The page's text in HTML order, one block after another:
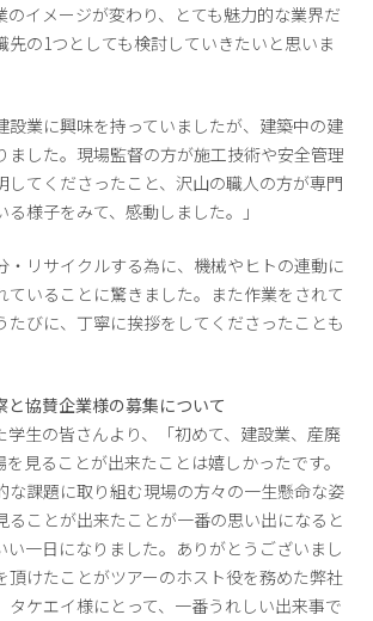
のイメージが変わり、とても魅力的な業界だ
先の1つとしても検討していきたいと思いま
設業に興味を持っていましたが、建築中の建
ました。現場監督の方が施工技術や安全管理
してくださったこと、沢山の職人の方が専門
様子をみて、感動しました。」
・リサイクルする為に、機械やヒトの連動に
ていることに驚きました。また作業をされて
たびに、丁寧に挨拶をしてくださったことも
と協賛企業様の募集について
学生の皆さんより、「初めて、建設業、産廃
見ることが出来たことは嬉しかったです。
な課題に取り組む現場の方々の一生懸命な姿
ることが出来たことが一番の思い出になると
い一日になりました。ありがとうございまし
頂けたことがツアーのホスト役を務めた弊社
タケエイ様にとって、一番うれしい出来事で